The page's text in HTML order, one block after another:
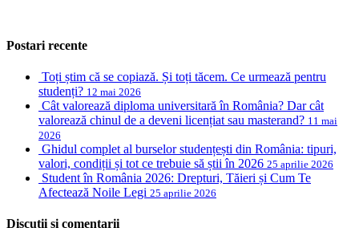
Postari recente
Toți știm că se copiază. Și toți tăcem. Ce urmează pentru
studenți? 12 mai 2026
Cât valorează diploma universitară în România? Dar cât
valorează chinul de a deveni licențiat sau masterand? 11 mai
2026
Ghidul complet al burselor studențești din România: tipuri,
valori, condiții și tot ce trebuie să știi în 2026 25 aprilie 2026
Student în România 2026: Drepturi, Tăieri și Cum Te
Afectează Noile Legi 25 aprilie 2026
Discutii si comentarii